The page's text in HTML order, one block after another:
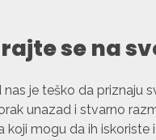
se na
nas je teško da priznaju
unazad i stvarno
koji mogu da ih iskoriste